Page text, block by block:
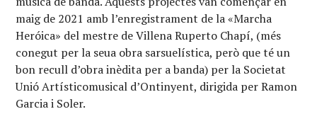
maig de 2021 amb l’enregistrament de la «Marcha
Heróica» del mestre de Villena Ruperto Chapí, (més
conegut per la seua obra sarsuelística, però que té un
bon recull d’obra inèdita per a banda) per la Societat
Unió Artísticomusical d’Ontinyent, dirigida per Ramon
Garcia i Soler.